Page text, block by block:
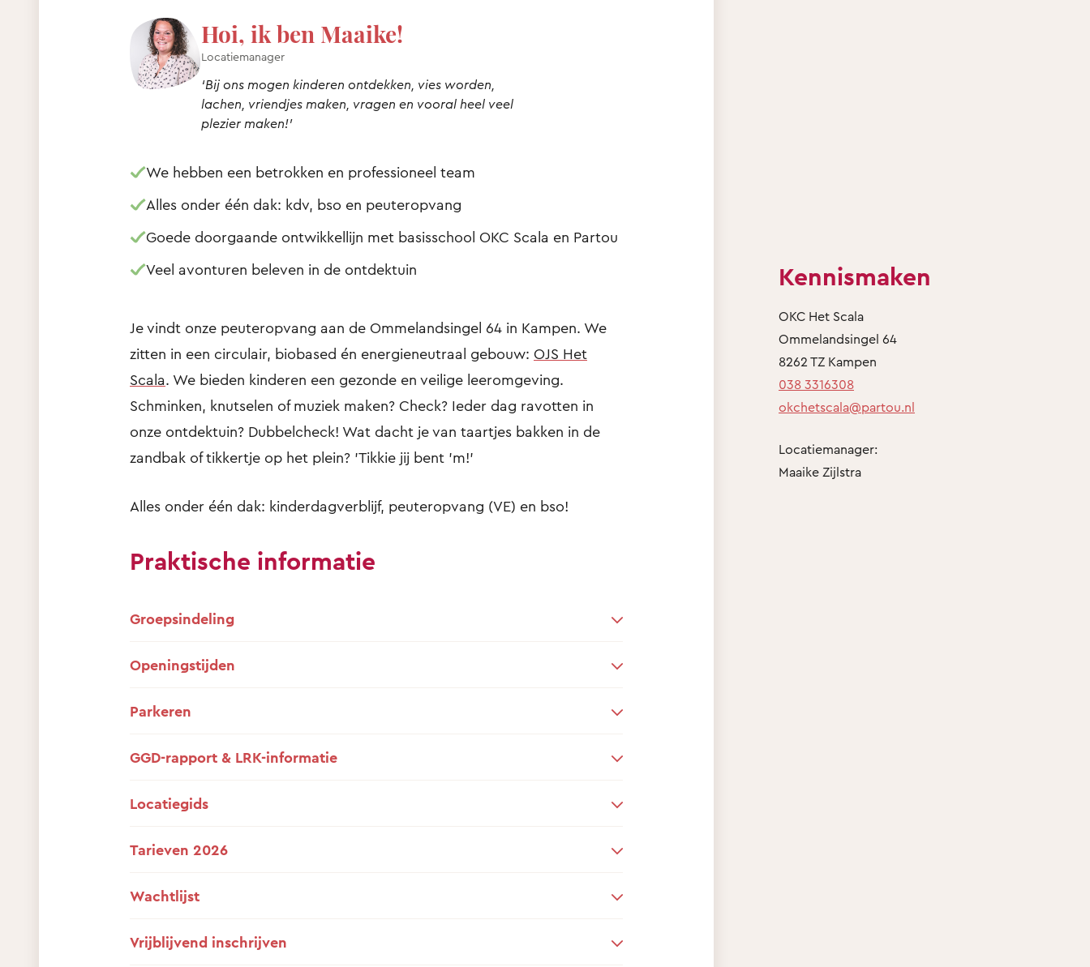
Hoi, ik ben Maaike!
Locatiemanager
‘Bij ons mogen kinderen ontdekken, vies worden,
lachen, vriendjes maken, vragen en vooral heel veel
plezier maken!’
We hebben een betrokken en professioneel team
Alles onder één dak: kdv, bso en peuteropvang
Goede doorgaande ontwikkellijn met basisschool OKC Scala en Partou
Veel avonturen beleven in de ontdektuin
Je vindt onze peuteropvang aan de Ommelandsingel 64 in Kampen. We
zitten in een circulair, biobased én energieneutraal gebouw: OJS Het
Scala. We bieden kinderen een gezonde en veilige leeromgeving.
Schminken, knutselen of muziek maken? Check? Ieder dag ravotten in
onze ontdektuin? Dubbelcheck! Wat dacht je van taartjes bakken in de
zandbak of tikkertje op het plein? 'Tikkie jij bent 'm!'
Alles onder één dak: kinderdagverblijf, peuteropvang (VE) en bso!
Praktische informatie
Groepsindeling
Openingstijden
Parkeren
GGD-rapport & LRK-informatie
Locatiegids
Tarieven 2026
Wachtlijst
Vrijblijvend inschrijven
Kennismaken
OKC Het Scala
Ommelandsingel 64
8262 TZ Kampen
038 3316308
okchetscala@partou.nl
Locatiemanager:
Maaike Zijlstra